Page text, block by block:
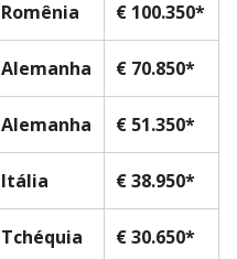
Romênia € 100.350*
Alemanha € 70.850*
Alemanha € 51.350*
Itália € 38.950*
Tchéquia € 30.650*